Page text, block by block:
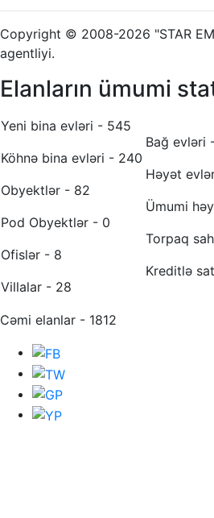
Copyright © 2008-2026 "STAR
agentliyi.
Elanların ümumi
Yeni bina evləri - 545
Köhnə bina evləri - 240
Obyektlər - 82
Pod Obyektlər - 0
Ofislər - 8
Villalar - 28
Bağ evləri
Həyət
Ümumi
Torpaq
Kreditlə
Cəmi elanlar - 1812